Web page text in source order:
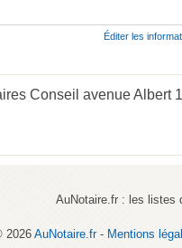
Éditer les
Conseil avenue Albert
AuNotaire.fr : les listes
2026 AuNotaire.fr - Mentions